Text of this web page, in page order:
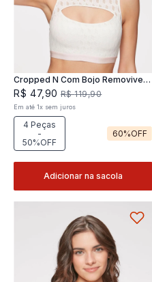
Cropped N Com Bojo Removivel
Joy
R$ 47, 90 R$ 119,90
Em até1x sem juros
4 Peças
-
50%OFF
60%OFF
Adicionar na sacola